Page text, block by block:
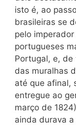
isto é, ao
brasileiras se
pelo
portugueses
Portugal, e,
das muralhas
até que afinal,
entregue ao
março de
ainda durava